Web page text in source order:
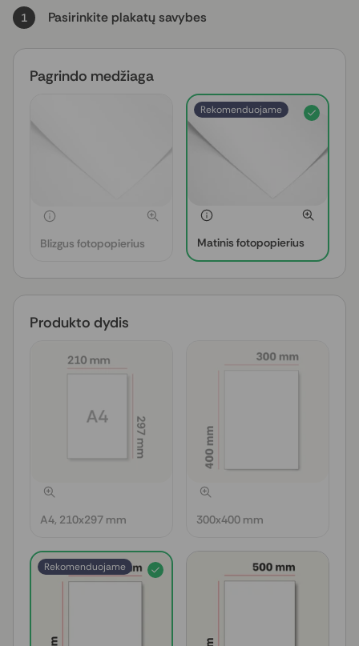
1 Pasirinkite plakatų savybes
Pagrindo medžiaga
Blizgus fotopopierius Matinis fotopopierius
Rekomenduojame
Produkto dydis
A4, 210x297 mm 300x400 mm
Rekomenduojame